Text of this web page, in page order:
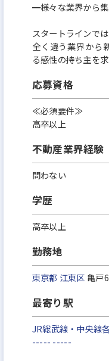
━様々な業界から集
スタートラインで
全く違う業界から
る感性の持ち主を求
応募資格
≪必須要件≫
高卒以上
不動産業界経験
問わない
学歴
高卒以上
勤務地
東京都 江東区亀戸
最寄り駅
JR総武線・中央線
----- -----